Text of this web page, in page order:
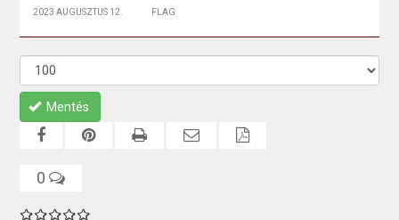
2023 AUGUSZTUS 12. FLAG
Mentés
0